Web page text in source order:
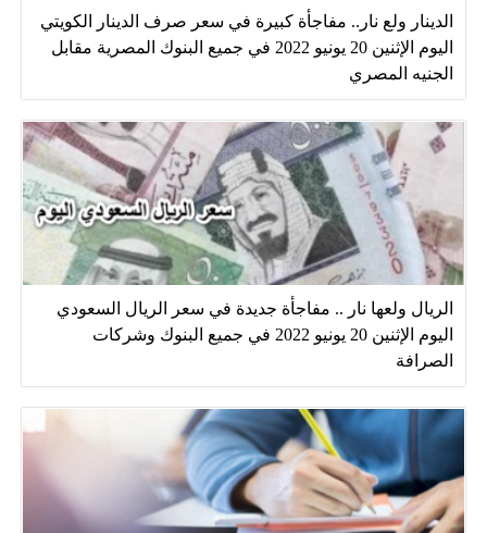
الدينار ولع نار.. مفاجأة كبيرة في سعر صرف الدينار الكويتي
اليوم الإثنين 20 يونيو 2022 في جميع البنوك المصرية مقابل
الجنيه المصري
الريال ولعها نار .. مفاجأة جديدة في سعر الريال السعودي
اليوم الإثنين 20 يونيو 2022 في جميع البنوك وشركات
الصرافة